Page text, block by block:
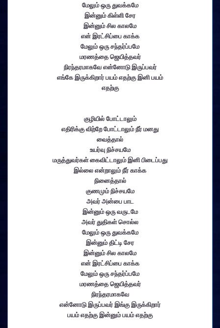
மேலும் ஒரு துவக்கமே
இன்னும் கிள்ளி சேர
இன்னும் சில காலமே
என் இரட்சிப்பை காக்க
மேலும் ஒரு சந்தர்ப்பமே
மரணத்தை ஜெயித்தவர்
நிரந்தரமாகவே என்னோடு இருப்பவர்
எங்கே இருக்கிறார் பயம் எதற்கு இனி பயம்
எதற்கு
குழியில் போட்டாலும்
எதிரிக்கு விற்றே போட்டாலும் நீர் மனது
வைத்தால்
உயர்வு நிச்சயமே
மருத்துவர்கள் கைவிட்டாலும் இனி பிடைப்பது
இல்லை என்றாலும் நீர் காக்க
நினைத்தால்
குணமும் நிச்சயமே
அவர் அன்பை பாட
இன்னும் ஒரு வருடமே
அவர் துதிகள் சொல்ல
மேலும் ஒரு துவக்கமே
இன்னும் திட்டி சேர
இன்னும் சில காலமே
என் இரட்சிப்பை காக்க
மேலும் ஒரு சந்தர்ப்பமே
மரணத்தை ஜெயித்தவர்
நிரந்தரமாகவே
என்னோடு இருப்பவர் இங்கு இருக்கிறார்
பயம் எதற்கு இன்னும் பயம் எதற்கு